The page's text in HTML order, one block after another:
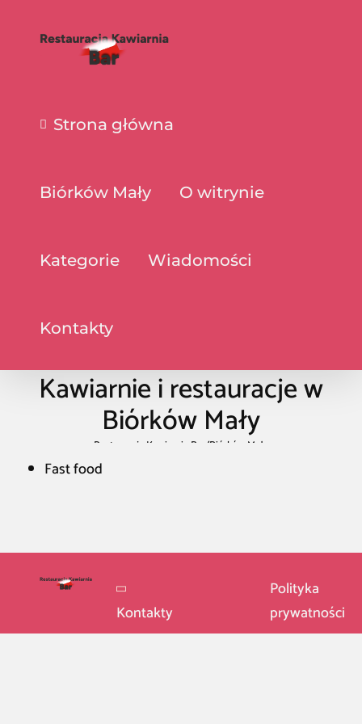
Strona główna
Biórków Mały O witrynie
Kategorie Wiadomości
Kontakty
Kawiarnie i restauracje w
Biórków Mały
Restauracja Kawiarnia Bar /Biórków Mały
Fast food
Kontakty
Polityka
prywatności